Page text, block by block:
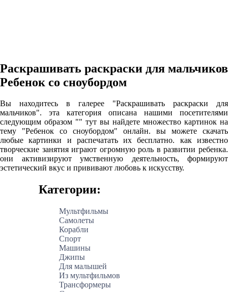
Раскрашивать раскраски для мальчиков
Ребенок со сноубордом
Вы находитесь в галерее "Раскрашивать раскраски для
мальчиков". эта категория описана нашими посетителями
следующим образом "" тут вы найдете множество картинок на
тему "Ребенок со сноубордом" онлайн. вы можете скачать
любые картинки и распечатать их бесплатно. как известно
творческие занятия играют огромную роль в развитии ребенка.
они активизируют умственную деятельность, формируют
эстетический вкус и прививают любовь к искусству.
Категории:
Мультфильмы
Самолеты
Корабли
Спорт
Машины
Джипы
Для малышей
Из мультфильмов
Трансформеры